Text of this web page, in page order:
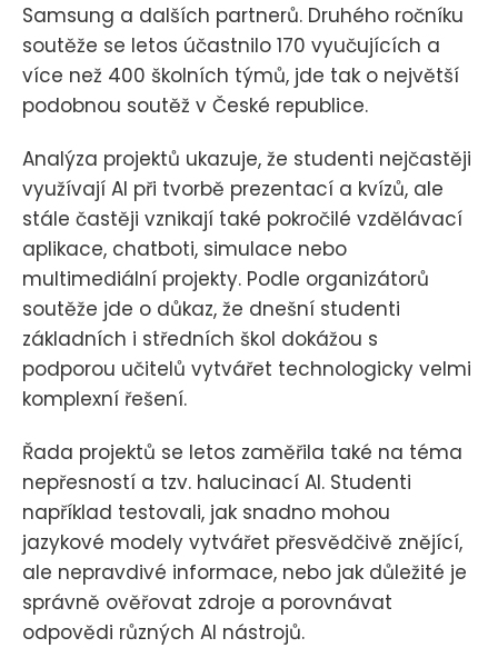
Samsung a dalších partnerů. Druhého ročníku
soutěže se letos účastnilo 170 vyučujících a
více než 400 školních týmů, jde tak o největší
podobnou soutěž v České republice.
Analýza projektů ukazuje, že studenti nejčastěji
využívají AI při tvorbě prezentací a kvízů, ale
stále častěji vznikají také pokročilé vzdělávací
aplikace, chatboti, simulace nebo
multimediální projekty. Podle organizátorů
soutěže jde o důkaz, že dnešní studenti
základních i středních škol dokážou s
podporou učitelů vytvářet technologicky velmi
komplexní řešení.
Řada projektů se letos zaměřila také na téma
nepřesností a tzv. halucinací AI. Studenti
například testovali, jak snadno mohou
jazykové modely vytvářet přesvědčivě znějící,
ale nepravdivé informace, nebo jak důležité je
správně ověřovat zdroje a porovnávat
odpovědi různých AI nástrojů.